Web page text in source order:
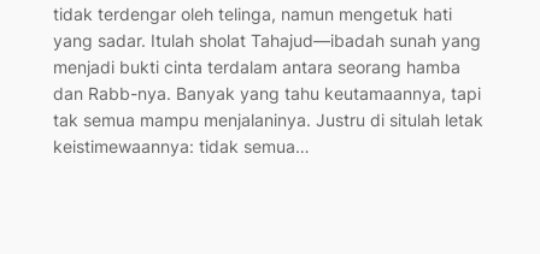
tidak terdengar oleh telinga, namun mengetuk hati
yang sadar. Itulah sholat Tahajud—ibadah sunah yang
menjadi bukti cinta terdalam antara seorang hamba
dan Rabb-nya. Banyak yang tahu keutamaannya, tapi
tak semua mampu menjalaninya. Justru di situlah letak
keistimewaannya: tidak semua…